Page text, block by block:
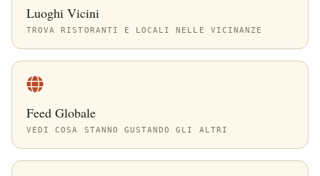
Luoghi Vicini
TROVA RISTORANTI E LOCALI NELLE VICINANZE
Feed Globale
VEDI COSA STANNO GUSTANDO GLI ALTRI